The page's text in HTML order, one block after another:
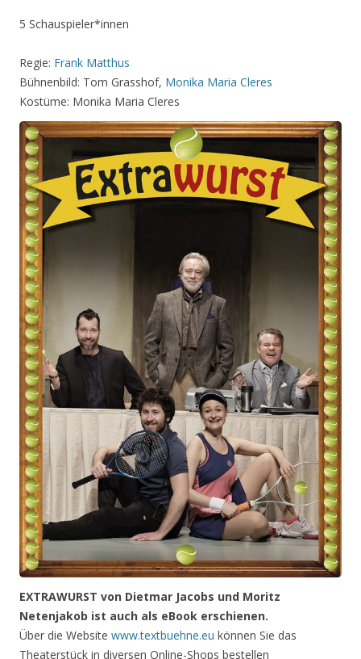
5 Schauspieler*innen
Regie: Frank Matthus
Bühnenbild: Tom Grasshof, Monika Maria Cleres
Kostüme: Monika Maria Cleres
EXTRAWURST von Dietmar Jacobs und Moritz
Netenjakob ist auch als eBook erschienen.
Über die Website www.textbuehne.eu können Sie das
Theaterstück in diversen Online-Shops bestellen